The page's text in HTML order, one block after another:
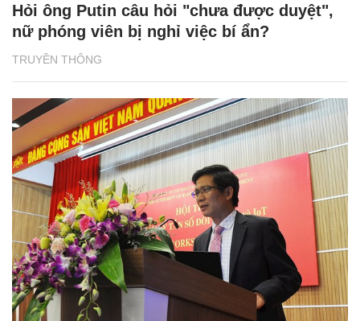
TRUYỀN THÔNG
Hỏi ông Putin câu hỏi "chưa được duyệt",
nữ phóng viên bị nghỉ việc bí ẩn?